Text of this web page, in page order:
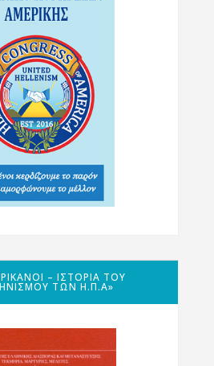
– ΙΣΤΟΡΊΑ ΤΟΥ
ΤΩΝ Η.Π.Α»